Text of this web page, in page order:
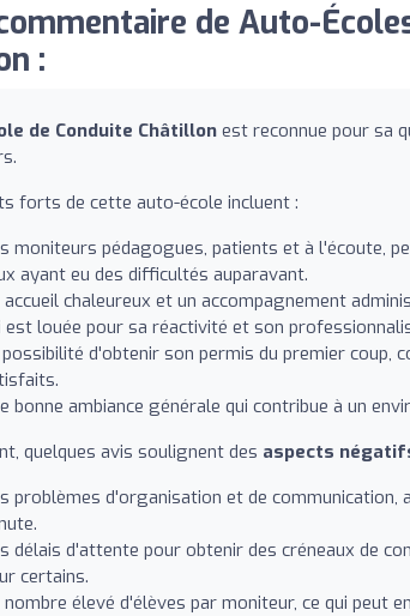
de Auto-
:
de Conduite Châtillonest reconnue pour sa
forts de cette auto-école incluent :
moniteurs pédagogues, patients et à l'écoute,
ayant eu des difficultés auparavant.
accueil chaleureux et un accompagnement
est louée pour sa réactivité et son
d'obtenir son permis du premier
bonne ambiance générale qui contribue à un
quelques avis soulignent des aspects
problèmes d'organisation et de communication,
délais d'attente pour obtenir des créneaux de
certains.
nombre élevé d'élèves par moniteur, ce qui peut